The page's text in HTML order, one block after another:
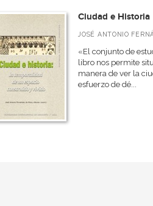
Ciudad e Historia
JOSÉ ANTONIO
«El conjunto de
libro nos permite
manera de ver la
esfuerzo de dé...